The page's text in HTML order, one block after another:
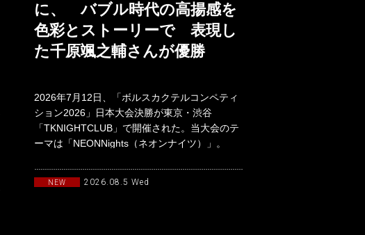
に、 バブル時代の高揚感を
色彩とストーリーで 表現し
た千原颯之輔さんが優勝
2026年7月12日、「ボルスカクテルコンペティ
ション2026」日本大会決勝が東京・渋谷
「TKNIGHTCLUB」で開催された。当大会のテ
ーマは「NEONNights（ネオンナイツ）」。
NEW 2026.08.5 Wed